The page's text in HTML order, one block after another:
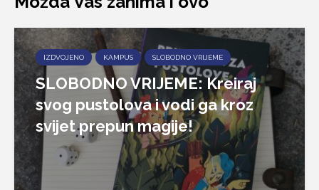
IZDVOJENO KAMPUS SLOBODNO VRIJEME
SLOBODNO VRIJEME: Kreiraj
svog pustolova i vodi ga kroz
svijet prepun magije!